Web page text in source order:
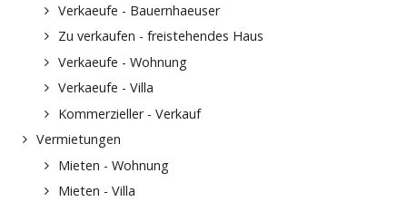
Verkaeufe - Bauernhaeuser
Zu verkaufen - freistehendes Haus
Verkaeufe - Wohnung
Verkaeufe - Villa
Kommerzieller - Verkauf
Vermietungen
Mieten - Wohnung
Mieten - Villa